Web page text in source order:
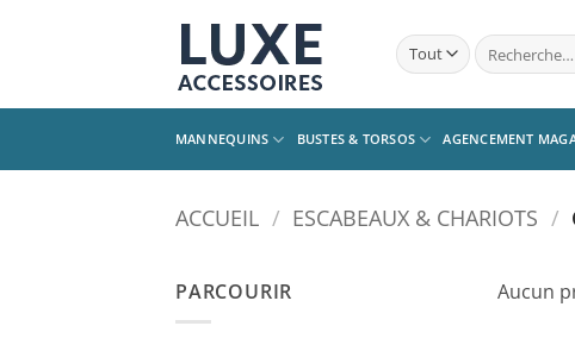
Recherche
pour :
MANNEQUINS BUSTES & TORSOS AGENCEMENT
ACCUEIL / ESCABEAUX & CHARIOTS /
PARCOURIR Aucun